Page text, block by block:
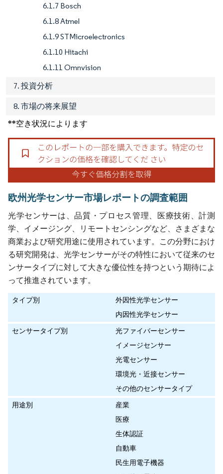
6.1.7 Bosch
6.1.8 Atmel
6.1.9 STMicroelectronics
6.1.10 Hitachi
6.1.11 Omnvision
7. 投資分析
8. 市場の将来展望
**空き状況によります
欧州光学センサー市場レポートの調査範囲
光学センサーは、品質・プロセス管理、医療技術、計測
学、イメージング、リモートセンシングなど、さまざまな
商業および研究用途に使用されています。この分野におけ
る研究開発は、光学センサーがその特性において従来のセ
ンサータイプに対して大きな優位性を持つという期待によ
って推進されています。
タイプ別
外因性光学センサー
内因性光学センサー
センサータイプ別
光ファイバーセンサー
イメージセンサー
光電センサー
環境光・近接センサー
その他のセンサータイプ
用途別
産業
医療
生体認証
自動車
民生用電子機器